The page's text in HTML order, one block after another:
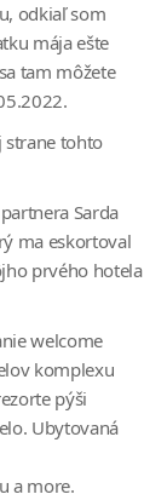
odkiaľ som
mája ešte
tam môžete
strane tohto
Sarda
ma eskortoval
prvého hotela
welcome
komplexu
pýši
Ubytovaná
a more.